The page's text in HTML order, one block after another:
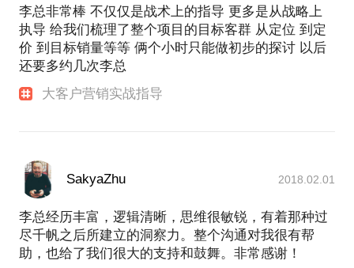
李总非常棒 不仅仅是战术上的指导 更多是从战略上
执导 给我们梳理了整个项目的目标客群 从定位 到定
价 到目标销量等等 俩个小时只能做初步的探讨 以后
还要多约几次李总
大客户营销实战指导
SakyaZhu 2018.02.01
李总经历丰富，逻辑清晰，思维很敏锐，有着那种过
尽千帆之后所建立的洞察力。整个沟通对我很有帮
助，也给了我们很大的支持和鼓舞。非常感谢！